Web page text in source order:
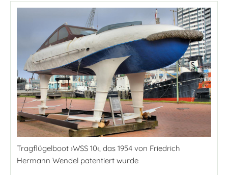
Tragflügelboot ›WSS 10‹, das 1954 von Friedrich
Hermann Wendel patentiert wurde